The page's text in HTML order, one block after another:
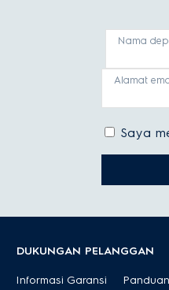
Nama
Alamat
Saya
DUKUNGAN PELANGGAN
Informasi Garansi